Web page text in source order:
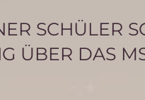
SCHÜLER
ÜBER DAS